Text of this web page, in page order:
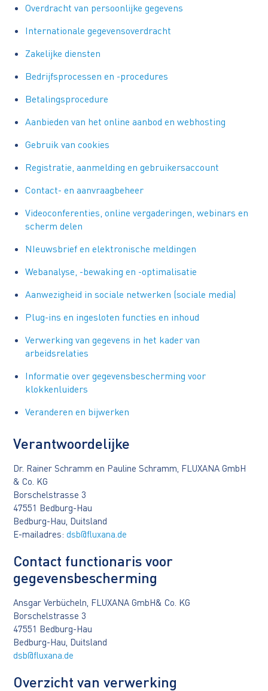
Overdracht van persoonlijke gegevens
Internationale gegevensoverdracht
Zakelijke diensten
Bedrijfsprocessen en -procedures
Betalingsprocedure
Aanbieden van het online aanbod en webhosting
Gebruik van cookies
Registratie, aanmelding en gebruikersaccount
Contact- en aanvraagbeheer
Videoconferenties, online vergaderingen, webinars en
scherm delen
NIeuwsbrief en elektronische meldingen
Webanalyse, -bewaking en -optimalisatie
Aanwezigheid in sociale netwerken (sociale media)
Plug-ins en ingesloten functies en inhoud
Verwerking van gegevens in het kader van
arbeidsrelaties
Informatie over gegevensbescherming voor
klokkenluiders
Veranderen en bijwerken
Verantwoordelijke
Dr. Rainer Schramm en Pauline Schramm, FLUXANA GmbH
& Co. KG
Borschelstrasse 3
47551 Bedburg-Hau
Bedburg-Hau, Duitsland
E-mailadres: dsb@fluxana.de
Contact functionaris voor
gegevensbescherming
Ansgar Verbücheln, FLUXANA GmbH& Co. KG
Borschelstrasse 3
47551 Bedburg-Hau
Bedburg-Hau, Duitsland
dsb@fluxana.de
Overzicht van verwerking